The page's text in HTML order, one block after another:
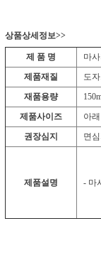
상품상세정보>>
제 품 명
마사
제품재질
도자
재품용량
제품사이즈
아래
권장심지
면심
제품설명 - 마